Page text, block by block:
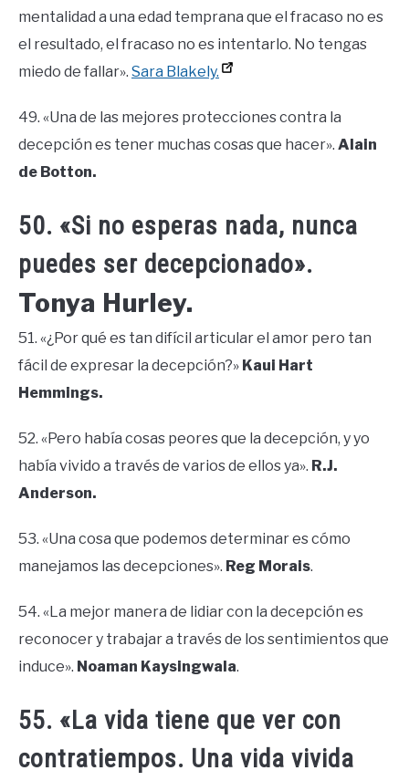
mentalidad a una edad temprana que el fracaso no es
el resultado, el fracaso no es intentarlo. No tengas
miedo de fallar». Sara Blakely.
49. «Una de las mejores protecciones contra la
decepción es tener muchas cosas que hacer». Alain
de Botton.
50. «Si no esperas nada, nunca
puedes ser decepcionado».
Tonya Hurley.
51. «¿Por qué es tan difícil articular el amor pero tan
fácil de expresar la decepción?» Kaui Hart
Hemmings.
52. «Pero había cosas peores que la decepción, y yo
había vivido a través de varios de ellos ya». R.J.
Anderson.
53. «Una cosa que podemos determinar es cómo
manejamos las decepciones». Reg Morais.
54. «La mejor manera de lidiar con la decepción es
reconocer y trabajar a través de los sentimientos que
induce». Noaman Kaysingwala.
55. «La vida tiene que ver con
contratiempos. Una vida vivida